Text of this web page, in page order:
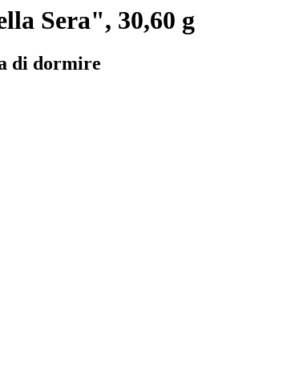
Sera", 30,60 g
di dormire